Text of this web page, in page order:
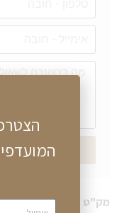
מק"ט BO1513283